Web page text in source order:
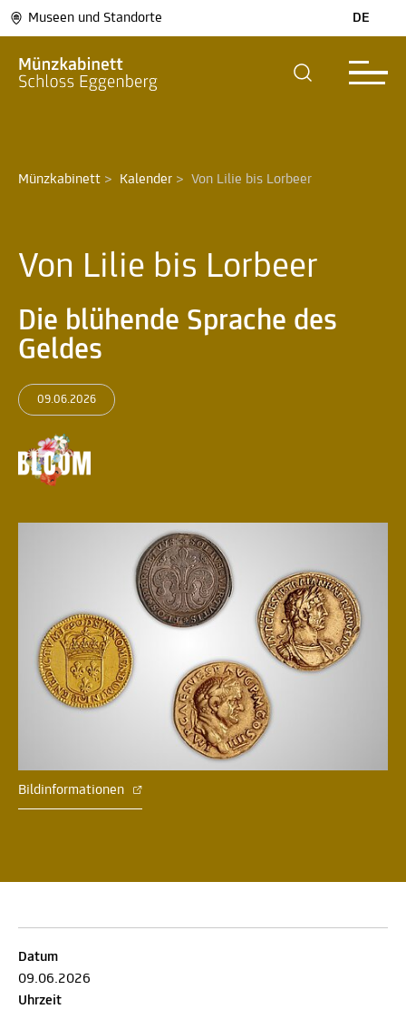
Museen und Standorte DE
Münzkabinett > Kalender > Von Lilie bis Lorbeer
Von Lilie bis Lorbeer
Die blühende Sprache des
Geldes
09.06.2026
Bildinformationen
Datum
09.06.2026
Uhrzeit